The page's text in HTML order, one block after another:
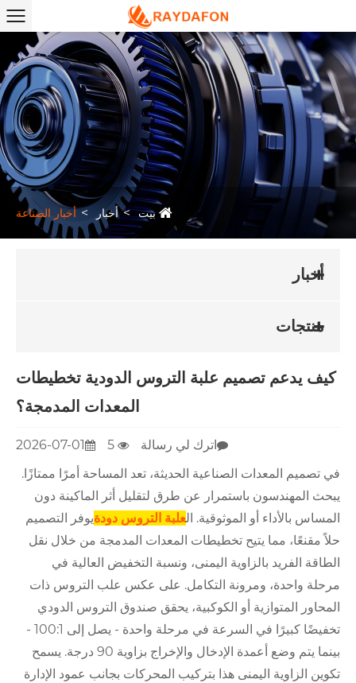
بيت أخبار أخبار الصناعة
أخبار
منتجات
كيف يدعم تصميم علبة التروس الدودية تخطيطات
المعدات المدمجة؟
2026-07-01
اترك لي رسالة
في تصميم المعدات الصناعية الحديثة، تعد المساحة أمرًا ممتازًا.
يبحث المهندسون باستمرار عن طرق لتقليل أثر الماكينة دون
المساس بالأداء أو الموثوقية. العلبة التروس دودةيوفر التصميم
حلاً مقنعًا، مما يتيح تخطيطات المعدات المدمجة من خلال نقل
الطاقة الفريد بالزاوية اليمنى، ونسبة التخفيض العالية في
مرحلة واحدة، ومرونة التكامل. على عكس علب التروس ذات
المحاور المتوازية أو الكوكبية، يحقق صندوق التروس الدودي
تخفيضًا كبيرًا في السرعة في مرحلة واحدة - يصل إلى 100:1 -
بينما يتم وضع أعمدة الإدخال والإخراج بزاوية 90 درجة. يسمح
تكوين الزاوية اليمنى هذا بتركيب المحركات بجانب عمود الإدارة